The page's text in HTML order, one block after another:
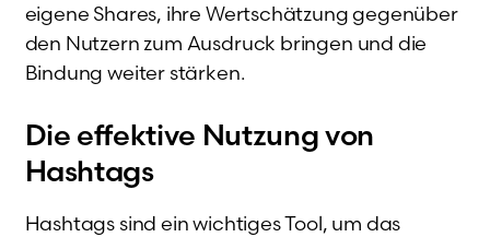
eigene Shares, ihre Wertschätzung gegenüber
den Nutzern zum Ausdruck bringen und die
Bindung weiter stärken.
Die effektive Nutzung von
Hashtags
Hashtags sind ein wichtiges Tool, um das